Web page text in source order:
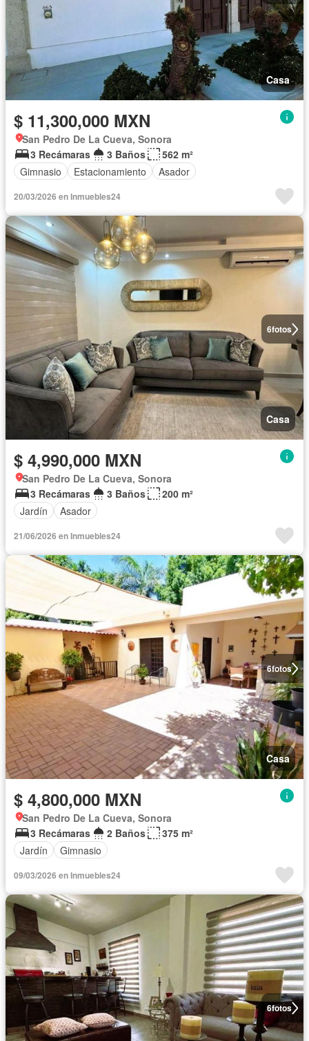
Casa
$ 11,300,000 MXN
San Pedro De La Cueva, Sonora
3 Recámaras
3 Baños
562 m²
Gimnasio
Estacionamiento Asador
20/03/2026 en Inmuebles24
6fotos
Casa
$ 4,990,000 MXN
San Pedro De La Cueva, Sonora
3 Recámaras
3 Baños
200 m²
Jardín
Asador
21/06/2026 en Inmuebles24
6fotos
Casa
$ 4,800,000 MXN
San Pedro De La Cueva, Sonora
3 Recámaras
2 Baños
375 m²
Jardín
Gimnasio
09/03/2026 en Inmuebles24
6fotos